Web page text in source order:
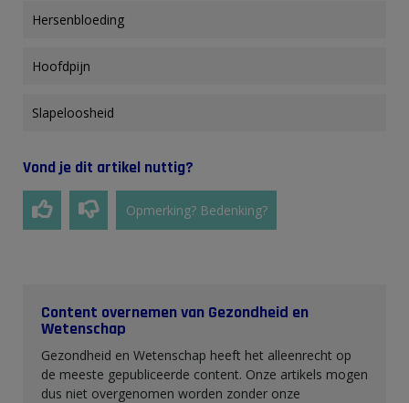
Hersenbloeding
Hoofdpijn
Slapeloosheid
Vond je dit artikel nuttig?
Opmerking? Bedenking?
Content overnemen van Gezondheid en
Wetenschap
Gezondheid en Wetenschap heeft het alleenrecht op
de meeste gepubliceerde content. Onze artikels mogen
dus niet overgenomen worden zonder onze